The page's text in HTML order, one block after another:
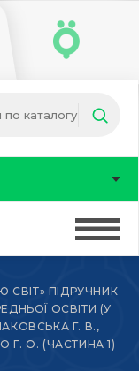
по каталогу
СВІТ» ПІДРУЧНИК
ОСВІТИ (У
Г. В.,
Г. О. (ЧАСТИНА 1)